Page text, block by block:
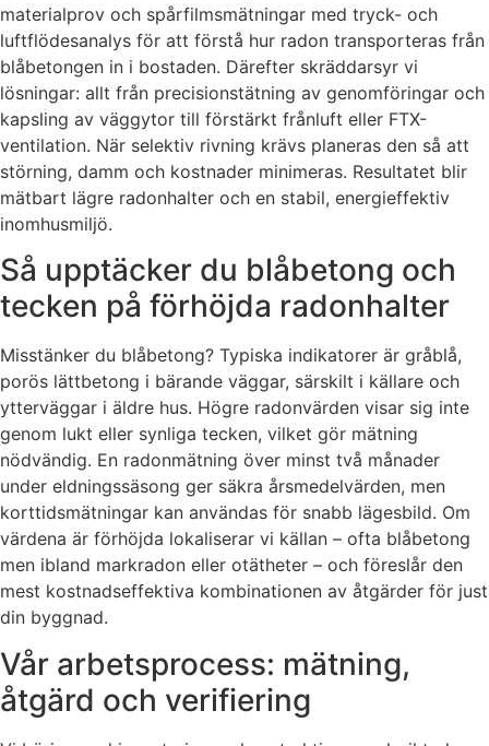
materialprov och spårfilmsmätningar med tryck- och
luftflödesanalys för att förstå hur radon transporteras från
blåbetongen in i bostaden. Därefter skräddarsyr vi
lösningar: allt från precisions­tätning av genomföringar och
kapsling av väggytor till förstärkt frånluft eller FTX-
ventilation. När selektiv rivning krävs planeras den så att
störning, damm och kostnader minimeras. Resultatet blir
mätbart lägre radonhalter och en stabil, energieffektiv
inomhusmiljö.
Så upptäcker du blåbetong och
tecken på förhöjda radonhalter
Misstänker du blåbetong? Typiska indikatorer är gråblå,
porös lättbetong i bärande väggar, särskilt i källare och
ytterväggar i äldre hus. Högre radonvärden visar sig inte
genom lukt eller synliga tecken, vilket gör mätning
nödvändig. En radonmätning över minst två månader
under eldningssäsong ger säkra årsmedelvärden, men
korttidsmätningar kan användas för snabb lägesbild. Om
värdena är förhöjda lokaliserar vi källan – ofta blåbetong
men ibland markradon eller otätheter – och föreslår den
mest kostnadseffektiva kombinationen av åtgärder för just
din byggnad.
Vår arbetsprocess: mätning,
åtgärd och verifiering